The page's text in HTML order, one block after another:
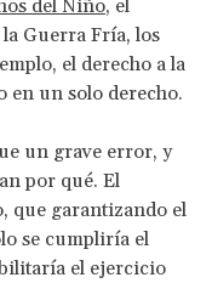
del Niño, el
Guerra Fría, los
el derecho a la
en un solo derecho.
un grave error, y
por qué. El
que garantizando el
se cumpliría el
el ejercicio